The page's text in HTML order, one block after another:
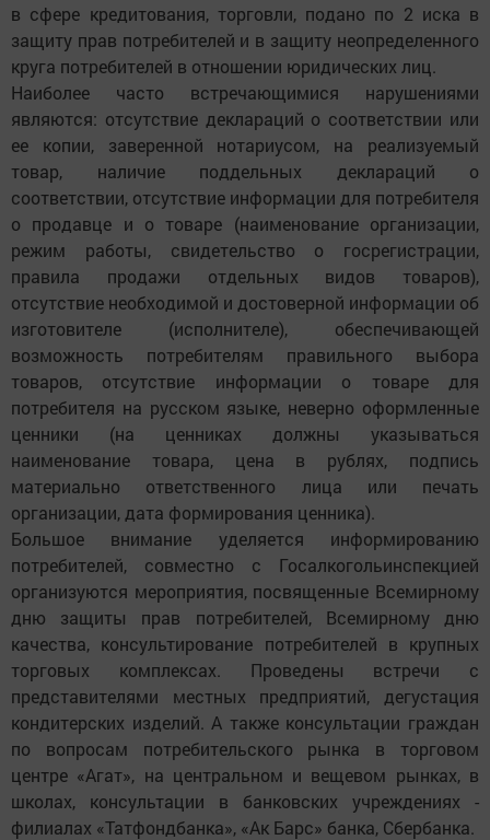
в сфере кредитования, торговли, подано по 2 иска в
защиту прав потребителей и в защиту неопределенного
круга потребителей в отношении юридических лиц.
Наиболее часто встречающимися нарушениями
являются: отсутствие деклараций о соответствии или
ее копии, заверенной нотариусом, на реализуемый
товар, наличие поддельных деклараций о
соответствии, отсутствие информации для потребителя
о продавце и о товаре (наименование организации,
режим работы, свидетельство о госрегистрации,
правила продажи отдельных видов товаров),
отсутствие необходимой и достоверной информации об
изготовителе (исполнителе), обеспечивающей
возможность потребителям правильного выбора
товаров, отсутствие информации о товаре для
потребителя на русском языке, неверно оформленные
ценники (на ценниках должны указываться
наименование товара, цена в рублях, подпись
материаль­но ответственного лица или печать
организации, дата формирования ценника).
Большое внимание уделяется информированию
потребителей, совместно с Госалкогольинспекцией
организуются мероприятия, посвященные Всемирному
дню защиты прав потребителей, Всемирному дню
качества, консультирование потребителей в крупных
торговых комплексах. Проведены встречи с
представителями местных предприятий, дегустация
кондитерских изделий. А также консультации граждан
по вопросам потребительского рынка в торговом
центре «Агат», на центральном и вещевом рынках, в
школах, консультации в банковских учреждениях -
филиалах «Татфондбанка», «Ак Барс» банка, Сбербанка.